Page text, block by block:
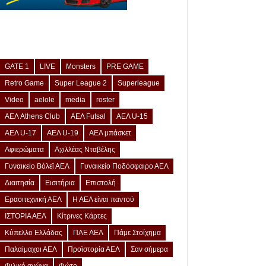
GATE 1 LIVE Monsters
PRE GAME
Retro Game
Super League 2
Superleague
Video
aelole media
roster
ΑΕΛ Athens Club
ΑΕΛ Futsal
ΑΕΛ U-15
ΑΕΛ U-17
ΑΕΛ U-19
ΑΕΛ μπάσκετ
Αφιερώματα
Αχιλλέας Νταβέλης
Γυναικείο Βόλεϊ ΑΕΛ
Γυναικείο Ποδόσφαιρο ΑΕΛ
Διαιτησία
Εισιτήρια
Επιστολή
Ερασιτεχνική ΑΕΛ
Η ΑΕΛ είναι παντού
ΙΣΤΟΡΙΑ ΑΕΛ
Κίτρινες Κάρτες
Κύπελλο Ελλάδας
ΠΑΕ ΑΕΛ
Πάμε Στοίχημα
Παλαίμαχοι ΑΕΛ
Προϊστορία ΑΕΛ
Σαν σήμερα